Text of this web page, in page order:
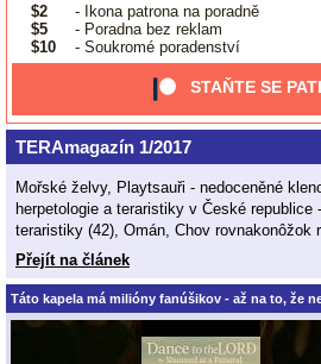
$2
- Ikona patrona na poradně
$5
- Poradna bez reklam
$10
- Soukromé poradenství
STAŇTE SE
TERAmagazín 1/2017
Mořské želvy, Playtsauři - nedoceněné
herpetologie a teraristiky v České republice
teraristiky (42), Omán, Chov rovnakonôžok
Přejít na článek
Táto kapela má milióny fanúšikov - až na to, že